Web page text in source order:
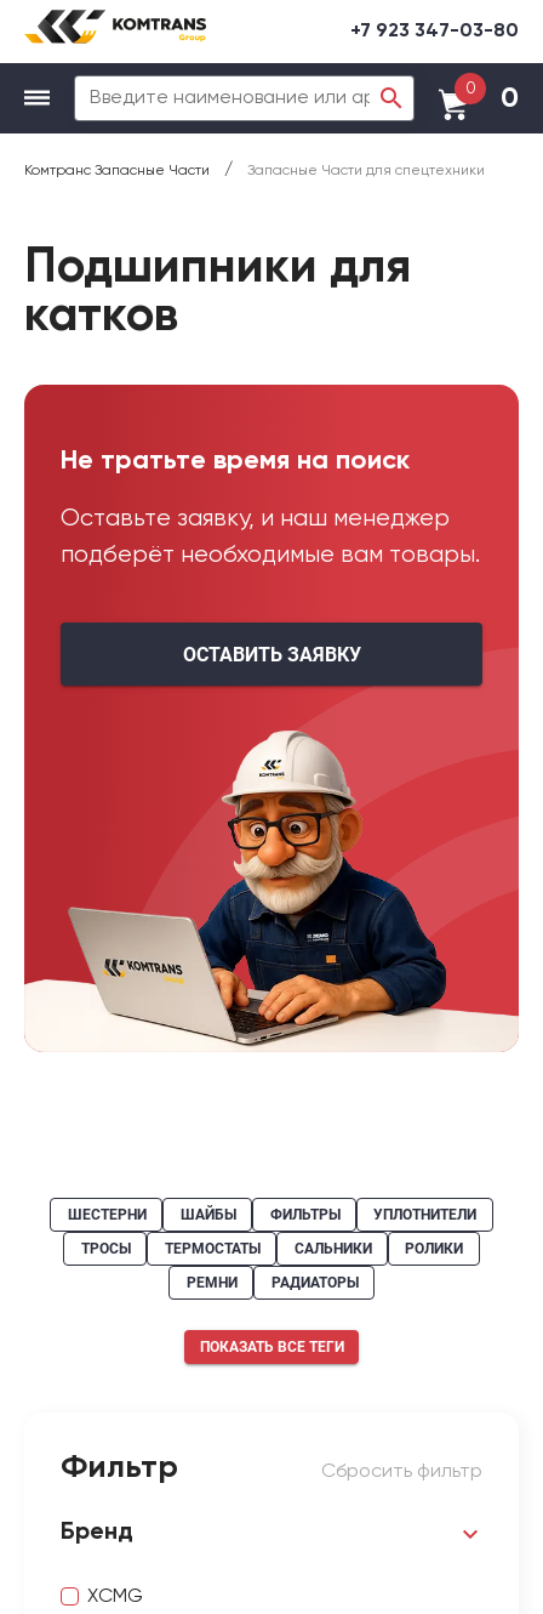
+7 923 347-03-80
0 0
Комтранс Запасные Части / Запасные Части для спецтехники
Подшипники для
катков
Не тратьте время на поиск
Оставьте заявку, и наш менеджер
подберёт необходимые вам товары.
ОСТАВИТЬ ЗАЯВКУ
ШЕСТЕРНИ ШАЙБЫ ФИЛЬТРЫ
УПЛОТНИТЕЛИ
ТРОСЫ
ТЕРМОСТАТЫ САЛЬНИКИ
РОЛИКИ
РЕМНИ
РАДИАТОРЫ
ПОКАЗАТЬ ВСЕ ТЕГИ
Фильтр Сбросить фильтр
Бренд
XCMG